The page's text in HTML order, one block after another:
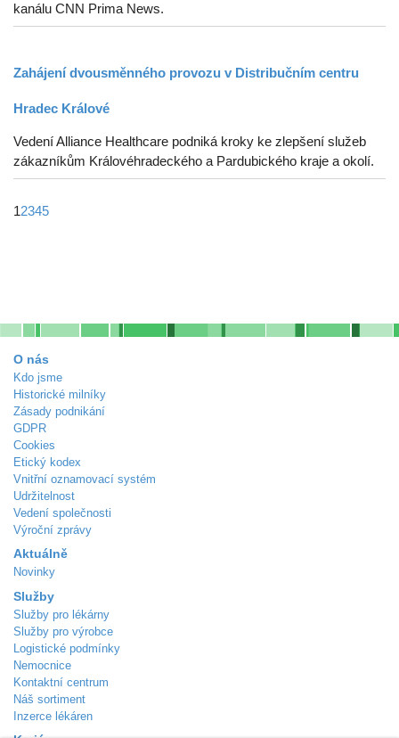
kanálu CNN Prima News.
Zahájení dvousměnného provozu v Distribučním centru
Hradec Králové
Vedení Alliance Healthcare podniká kroky ke zlepšení služeb
zákazníkům Královéhradeckého a Pardubického kraje a okolí.
12345
O nás
Kdo jsme
Historické milníky
Zásady podnikání
GDPR
Cookies
Etický kodex
Vnitřní oznamovací systém
Udržitelnost
Vedení společnosti
Výroční zprávy
Aktuálně
Novinky
Služby
Služby pro lékárny
Služby pro výrobce
Logistické podmínky
Nemocnice
Kontaktní centrum
Náš sortiment
Inzerce lékáren